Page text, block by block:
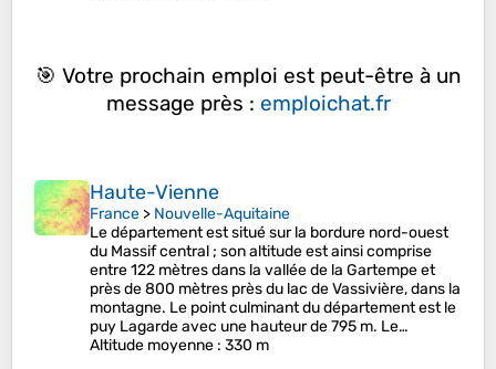
🎯 Votre prochain emploi est peut-être à un
message près : emploichat.fr
Haute-Vienne
France > Nouvelle-Aquitaine
Le département est situé sur la bordure nord-ouest
du Massif central ; son altitude est ainsi comprise
entre 122 mètres dans la vallée de la Gartempe et
près de 800 mètres près du lac de Vassivière, dans la
montagne. Le point culminant du département est le
puy Lagarde avec une hauteur de 795 m. Le…
Altitude moyenne : 330 m